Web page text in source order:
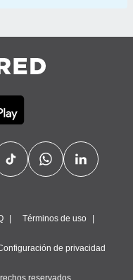
Términos de uso
de privacidad
reservados